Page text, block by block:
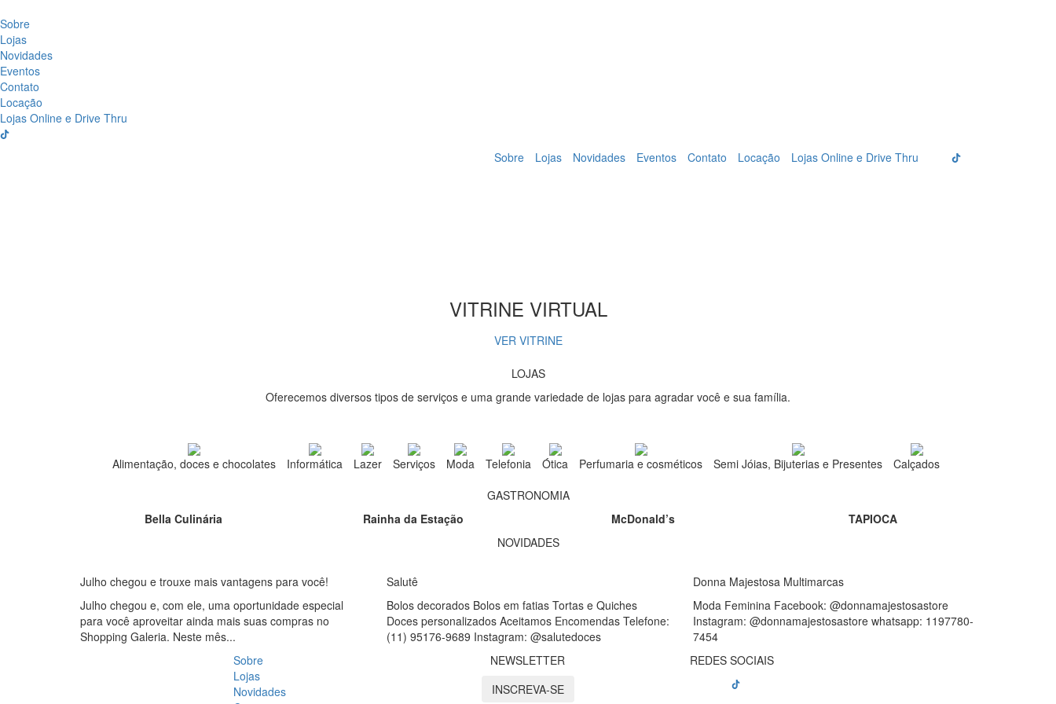
Sobre
Lojas
Novidades
Eventos
Contato
Locação
Lojas Online e Drive Thru
Sobre Lojas Novidades Eventos Contato Locação Lojas Online e Drive Thru
VITRINE VIRTUAL
VER VITRINE
LOJAS
Oferecemos diversos tipos de serviços e uma grande variedade de lojas para agradar você e sua família.
Alimentação, doces e chocolates Informática Lazer Serviços Moda Telefonia Ótica Perfumaria e cosméticos Semi Jóias, Bijuterias e Presentes
Calçados
GASTRONOMIA
Bella Culinária
Rainha da Estação McDonald’s
TAPIOCA
NOVIDADES
Julho chegou e trouxe mais vantagens para você!
Julho chegou e, com ele, uma oportunidade especial
para você aproveitar ainda mais suas compras no
Shopping Galeria. Neste mês...
Salutê
Bolos decorados Bolos em fatias Tortas e Quiches
Doces personalizados Aceitamos Encomendas Telefone:
(11) 95176-9689 Instagram: @salutedoces
Donna Majestosa Multimarcas
Moda Feminina Facebook: @donnamajestosastore
Instagram: @donnamajestosastore whatsapp: 1197780-
7454
Sobre
Lojas
Novidades
NEWSLETTER
INSCREVA-SE
REDES SOCIAIS